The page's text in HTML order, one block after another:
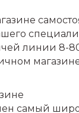
линии 8-
самый